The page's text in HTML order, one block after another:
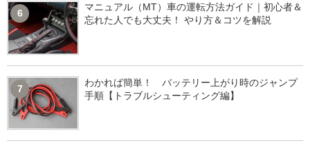
6
マニュアル（MT）車の運転方法ガイド｜初心者＆
忘れた人でも大丈夫！ やり方＆コツを解説
7
わかれば簡単！ バッテリー上がり時のジャンプ
手順【トラブルシューティング編】